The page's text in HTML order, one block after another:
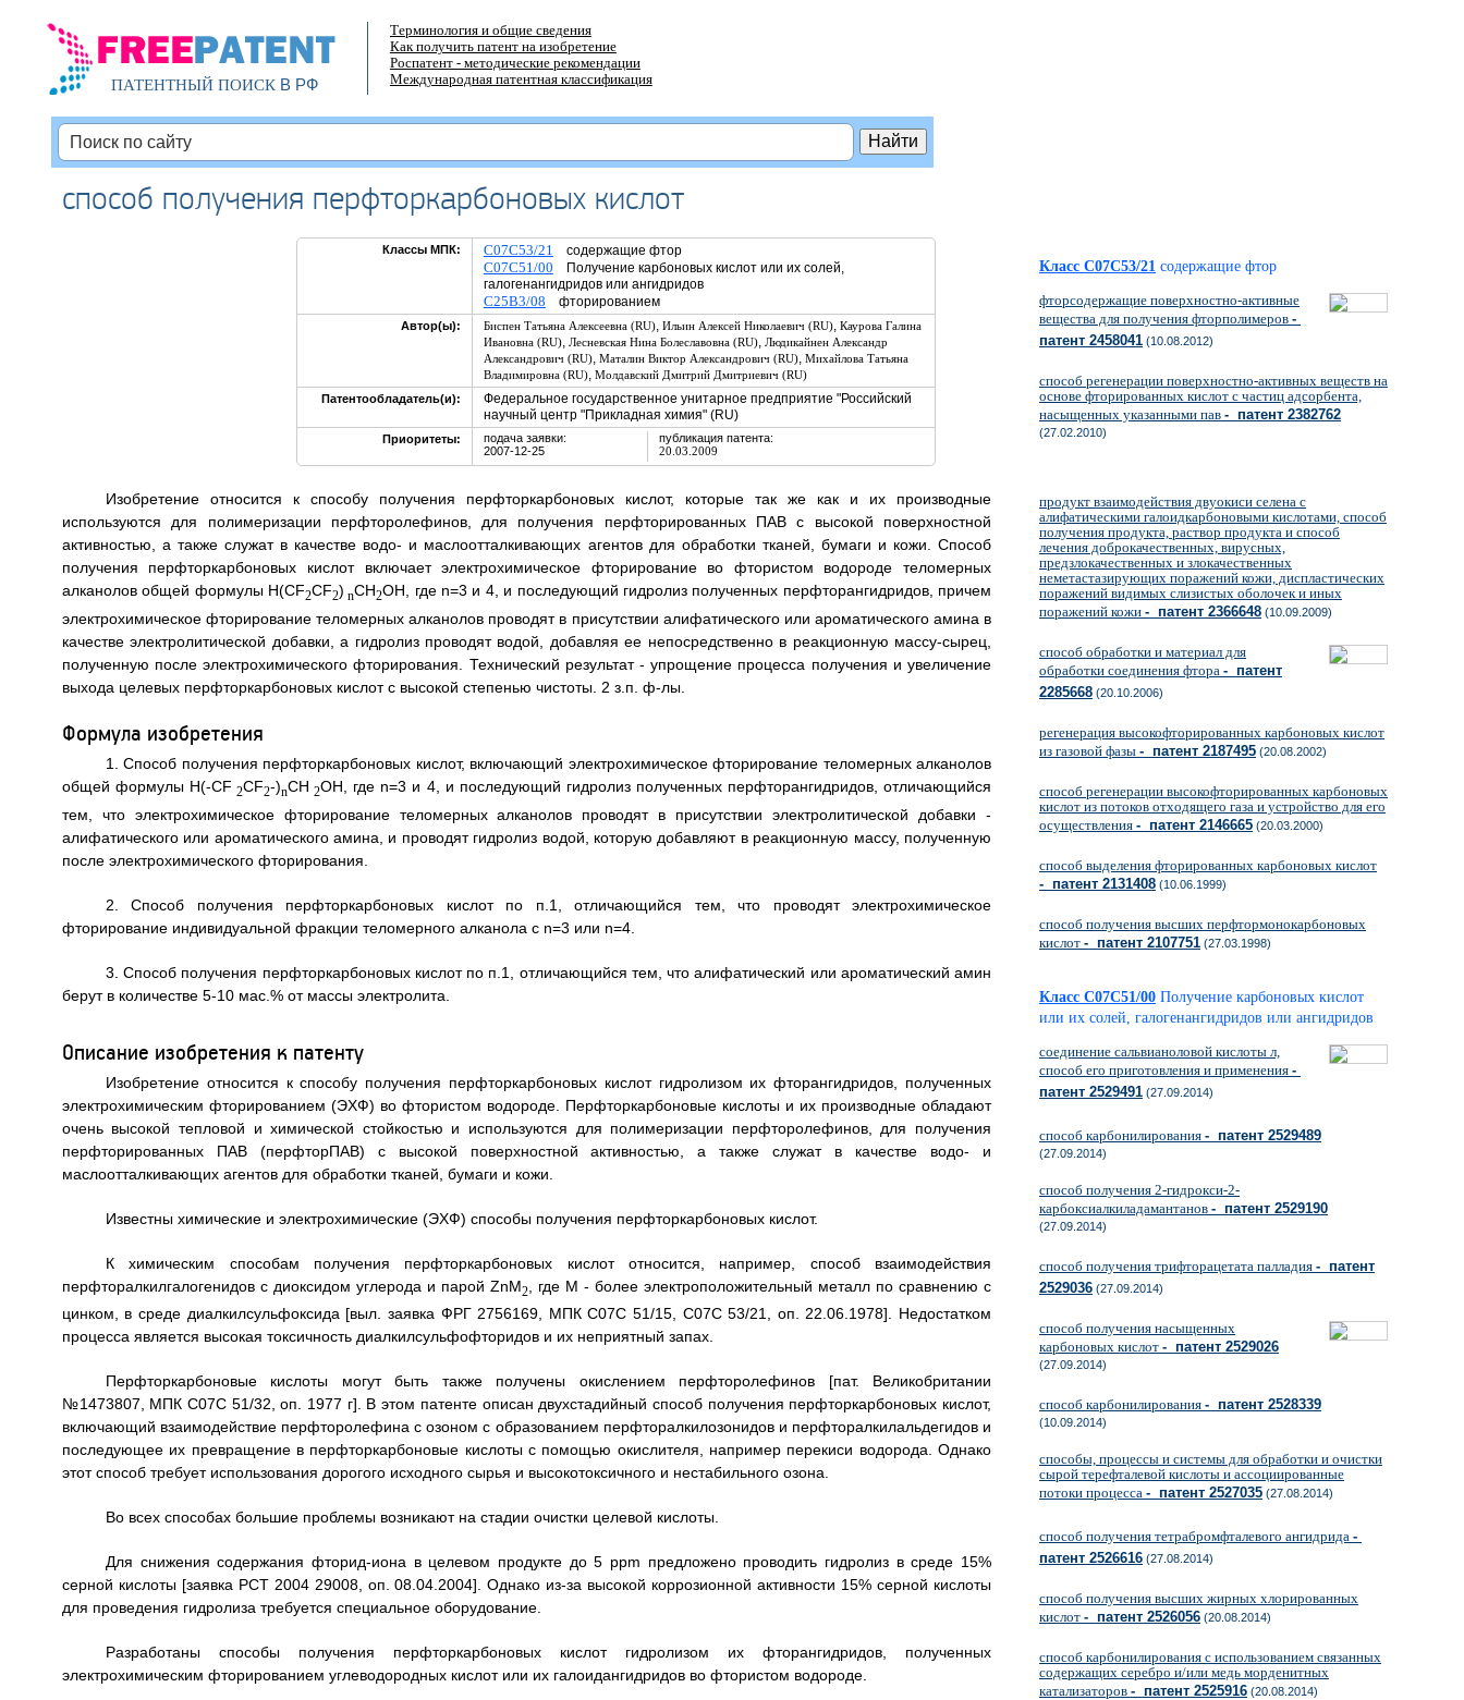
ПАТЕНТНЫЙ ПОИСКВ РФ
Терминология и общие сведения
Как получить патент на изобретение
Роспатент - методические рекомендации
Международная патентная классификация
способ получения перфторкарбоновых кислот
Классы МПК: C07C53/21 содержащие фтор
C07C51/00 Получение карбоновых кислот или их солей,
галогенангидридов или ангидридов
C25B3/08 фторированием
Автор(ы): Биспен Татьяна Алексеевна (RU), Ильин Алексей Николаевич (RU), Каурова Галина
Ивановна (RU), Лесневская Нина Болеславовна (RU), Людикайнен Александр
Александрович (RU), Маталин Виктор Александрович (RU), Михайлова Татьяна
Владимировна (RU), Молдавский Дмитрий Дмитриевич (RU)
Патентообладатель(и):
Федеральное государственное унитарное предприятие "Российский
научный центр "Прикладная химия" (RU)
Приоритеты:
подача заявки:
2007-12-25
публикация патента:
20.03.2009
Изобретение относится к способу получения перфторкарбоновых кислот, которые так же как и их производные
используются для полимеризации перфторолефинов, для получения перфторированных ПАВ с высокой поверхностной
активностью, а также служат в качестве водо- и маслоотталкивающих агентов для обработки тканей, бумаги и кожи. Способ
получения перфторкарбоновых кислот включает электрохимическое фторирование во фтористом водороде теломерных
алканолов общей формулы H(CF2CF2) nСН2ОН, где n=3 и 4, и последующий гидролиз полученных перфторангидридов, причем
электрохимическое фторирование теломерных алканолов проводят в присутствии алифатического или ароматического амина в
качестве электролитической добавки, а гидролиз проводят водой, добавляя ее непосредственно в реакционную массу-сырец,
полученную после электрохимического фторирования. Технический результат - упрощение процесса получения и увеличение
выхода целевых перфторкарбоновых кислот с высокой степенью чистоты. 2 з.п. ф-лы.
Формула изобретения
1. Способ получения перфторкарбоновых кислот, включающий электрохимическое фторирование теломерных алканолов
общей формулы H(-CF 2CF2-)nСН 2ОН, где n=3 и 4, и последующий гидролиз полученных перфторангидридов, отличающийся
тем, что электрохимическое фторирование теломерных алканолов проводят в присутствии электролитической добавки -
алифатического или ароматического амина, и проводят гидролиз водой, которую добавляют в реакционную массу, полученную
после электрохимического фторирования.
2. Способ получения перфторкарбоновых кислот по п.1, отличающийся тем, что проводят электрохимическое
фторирование индивидуальной фракции теломерного алканола с n=3 или n=4.
3. Способ получения перфторкарбоновых кислот по п.1, отличающийся тем, что алифатический или ароматический амин
берут в количестве 5-10 мас.% от массы электролита.
Описание изобретения к патенту
Изобретение относится к способу получения перфторкарбоновых кислот гидролизом их фторангидридов, полученных
электрохимическим фторированием (ЭХФ) во фтористом водороде. Перфторкарбоновые кислоты и их производные обладают
очень высокой тепловой и химической стойкостью и используются для полимеризации перфторолефинов, для получения
перфторированных ПАВ (перфторПАВ) с высокой поверхностной активностью, а также служат в качестве водо- и
маслоотталкивающих агентов для обработки тканей, бумаги и кожи.
Известны химические и электрохимические (ЭХФ) способы получения перфторкарбоновых кислот.
К химическим способам получения перфторкарбоновых кислот относится, например, способ взаимодействия
перфторалкилгалогенидов с диоксидом углерода и парой ZnM2, где М - более электроположительный металл по сравнению с
цинком, в среде диалкилсульфоксида [выл. заявка ФРГ 2756169, МПК С07С 51/15, С07С 53/21, оп. 22.06.1978]. Недостатком
процесса является высокая токсичность диалкилсульфофторидов и их неприятный запах.
Перфторкарбоновые кислоты могут быть также получены окислением перфторолефинов [пат. Великобритании
№1473807, МПК С07С 51/32, оп. 1977 г]. В этом патенте описан двухстадийный способ получения перфторкарбоновых кислот,
включающий взаимодействие перфторолефина с озоном с образованием перфторалкилозонидов и перфторалкилальдегидов и
последующее их превращение в перфторкарбоновые кислоты с помощью окислителя, например перекиси водорода. Однако
этот способ требует использования дорогого исходного сырья и высокотоксичного и нестабильного озона.
Во всех способах большие проблемы возникают на стадии очистки целевой кислоты.
Для снижения содержания фторид-иона в целевом продукте до 5 ppm предложено проводить гидролиз в среде 15%
серной кислоты [заявка РСТ 2004 29008, оп. 08.04.2004]. Однако из-за высокой коррозионной активности 15% серной кислоты
для проведения гидролиза требуется специальное оборудование.
Разработаны способы получения перфторкарбоновых кислот гидролизом их фторангидридов, полученных
электрохимическим фторированием углеводородных кислот или их галоидангидридов во фтористом водороде.
Класс C07C53/21 содержащие фтор
фторсодержащие поверхностно-активные
вещества для получения фторполимеров -
патент 2458041 (10.08.2012)
способ регенерации поверхностно-активных веществ на
основе фторированных кислот с частиц адсорбента,
насыщенных указанными пав - патент 2382762
(27.02.2010)
продукт взаимодействия двуокиси селена с
алифатическими галоидкарбоновыми кислотами, способ
получения продукта, раствор продукта и способ
лечения доброкачественных, вирусных,
предзлокачественных и злокачественных
неметастазирующих поражений кожи, диспластических
поражений видимых слизистых оболочек и иных
поражений кожи - патент 2366648 (10.09.2009)
способ обработки и материал для
обработки соединения фтора - патент
2285668 (20.10.2006)
регенерация высокофторированных карбоновых кислот
из газовой фазы - патент 2187495 (20.08.2002)
способ регенерации высокофторированных карбоновых
кислот из потоков отходящего газа и устройство для его
осуществления - патент 2146665 (20.03.2000)
способ выделения фторированных карбоновых кислот
- патент 2131408 (10.06.1999)
способ получения высших перфтормонокарбоновых
кислот - патент 2107751 (27.03.1998)
Класс C07C51/00 Получение карбоновых кислот
или их солей, галогенангидридов или ангидридов
соединение сальвианоловой кислоты л,
способ его приготовления и применения -
патент 2529491 (27.09.2014)
способ карбонилирования - патент 2529489
(27.09.2014)
способ получения 2-гидрокси-2-
карбоксиалкиладамантанов - патент 2529190
(27.09.2014)
способ получения трифторацетата палладия - патент
2529036 (27.09.2014)
способ получения насыщенных
карбоновых кислот - патент 2529026
(27.09.2014)
способ карбонилирования - патент 2528339
(10.09.2014)
способы, процессы и системы для обработки и очистки
сырой терефталевой кислоты и ассоциированные
потоки процесса - патент 2527035 (27.08.2014)
способ получения тетрабромфталевого ангидрида -
патент 2526616 (27.08.2014)
способ получения высших жирных хлорированных
кислот - патент 2526056 (20.08.2014)
способ карбонилирования с использованием связанных
содержащих серебро и/или медь морденитных
катализаторов - патент 2525916 (20.08.2014)